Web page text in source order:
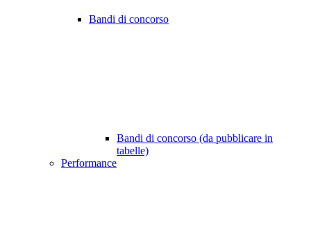
Bandi di concorso
Bandi di concorso (da pubblicare in
tabelle)
Performance